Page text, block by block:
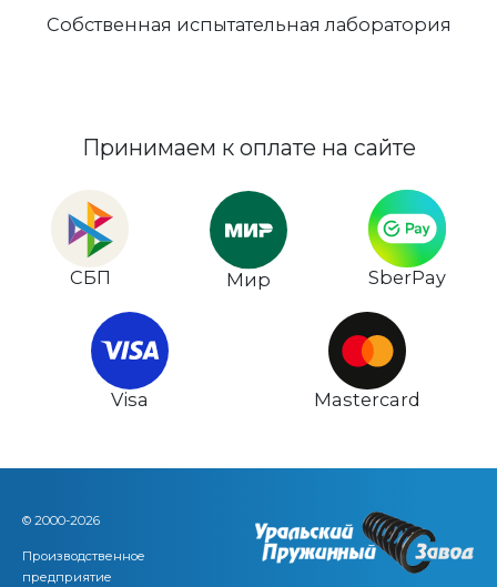
Собственная испытательная лаборатория
Принимаем к оплате на сайте
СБП Мир SberPay
Visa Mastercard
© 2000-2026
Производственное
предприятие